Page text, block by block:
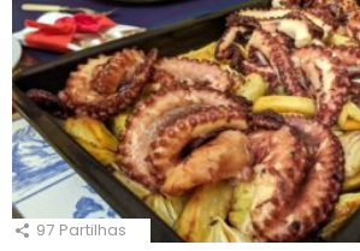
97 Partilhas